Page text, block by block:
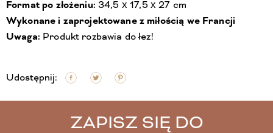
Format po złożeniu: 34,5 x 17,5 x 27 cm
Wykonane i zaprojektowane z miłością we Francji
Uwaga: Produkt rozbawia do łez!
Udostępnij:
ZAPISZ SIĘ DO